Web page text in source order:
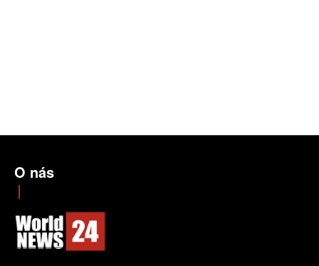
O nás